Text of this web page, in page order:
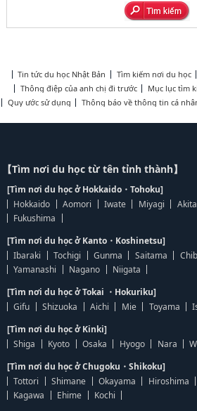
Tin tức du học Nhật Bản Tìm kiếm nơi du học
Thông điệp của anh chị đi trước
Mục lục tìm
Quy ước sử dụng
Thông báo về thông tin cá
【Tìm nơi du học từ tên tỉnh thành】
[Tìm nơi du học ở Hokkaido・Tohoku]
Hokkaido
Aomori Iwate Miyagi Akita
Fukushima
[Tìm nơi du học ở Kanto・Koshinetsu]
Ibaraki
Tochigi Gunma Saitama
Yamanashi
Nagano
Niigata
[Tìm nơi du học ở Tokai ・Hokuriku]
Gifu
Shizuoka Aichi Mie Toyama
[Tìm nơi du học ở Kinki]
Shiga
Kyoto Osaka Hyogo Nara
[Tìm nơi du học ở Chugoku・Shikoku]
Tottori
Shimane Okayama Hiroshima
Kagawa
Ehime
Kochi